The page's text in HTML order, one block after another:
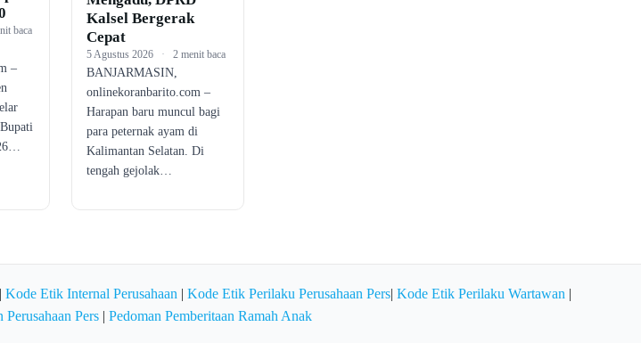
baca
–
Kalsel Bergerak
Cepat
5 Agustus 2026 · 2 menit baca
BANJARMASIN,
onlinekoranbarito.com –
Harapan baru muncul bagi
para peternak ayam di
Kalimantan Selatan. Di
tengah gejolak…
| Kode Etik Internal Perusahaan | Kode Etik Perilaku Perusahaan Pers| Kode Etik Perilaku Wartawan |
Perusahaan Pers| Pedoman Pemberitaan Ramah Anak